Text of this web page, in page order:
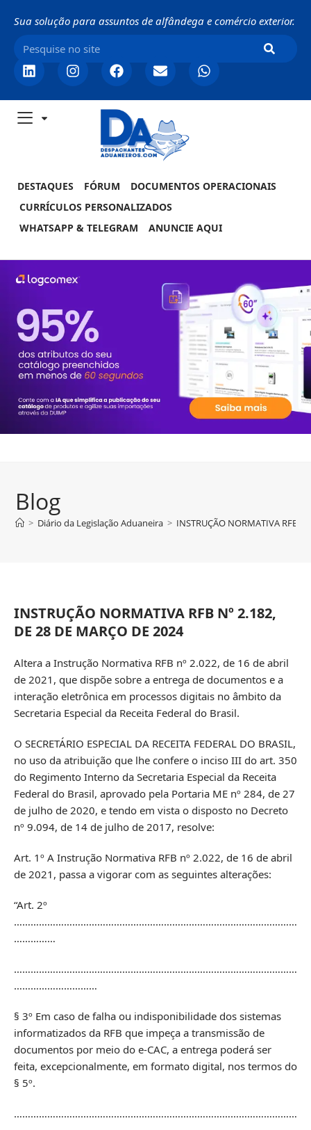
Sua solução para assuntos de alfândega e comércio exterior.
DESTAQUES FÓRUM
DOCUMENTOS OPERACIONAIS
CURRÍCULOS PERSONALIZADOS
WHATSAPP & TELEGRAM
ANUNCIE AQUI
Blog
> Diário da Legislação Aduaneira > INSTRUÇÃO NORMATIVA RFB
INSTRUÇÃO NORMATIVA RFB Nº 2.182,
DE 28 DE MARÇO DE 2024
Altera a Instrução Normativa RFB nº 2.022, de 16 de abril
de 2021, que dispõe sobre a entrega de documentos e a
interação eletrônica em processos digitais no âmbito da
Secretaria Especial da Receita Federal do Brasil.
O SECRETÁRIO ESPECIAL DA RECEITA FEDERAL DO BRASIL,
no uso da atribuição que lhe confere o inciso III do art. 350
do Regimento Interno da Secretaria Especial da Receita
Federal do Brasil, aprovado pela Portaria ME nº 284, de 27
de julho de 2020, e tendo em vista o disposto no Decreto
nº 9.094, de 14 de julho de 2017, resolve:
Art. 1º A Instrução Normativa RFB nº 2.022, de 16 de abril
de 2021, passa a vigorar com as seguintes alterações:
“Art. 2º
…………………………………………………………………………………………
……………
…………………………………………………………………………………………
…………………………
§ 3º Em caso de falha ou indisponibilidade dos sistemas
informatizados da RFB que impeça a transmissão de
documentos por meio do e-CAC, a entrega poderá ser
feita, excepcionalmente, em formato digital, nos termos do
§ 5º.
…………………………………………………………………………………………